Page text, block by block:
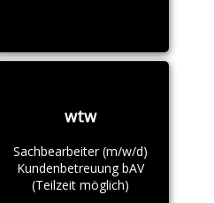
wtw
Sachbearbeiter (m/w/d)
Kundenbetreuung bAV
(Teilzeit möglich)